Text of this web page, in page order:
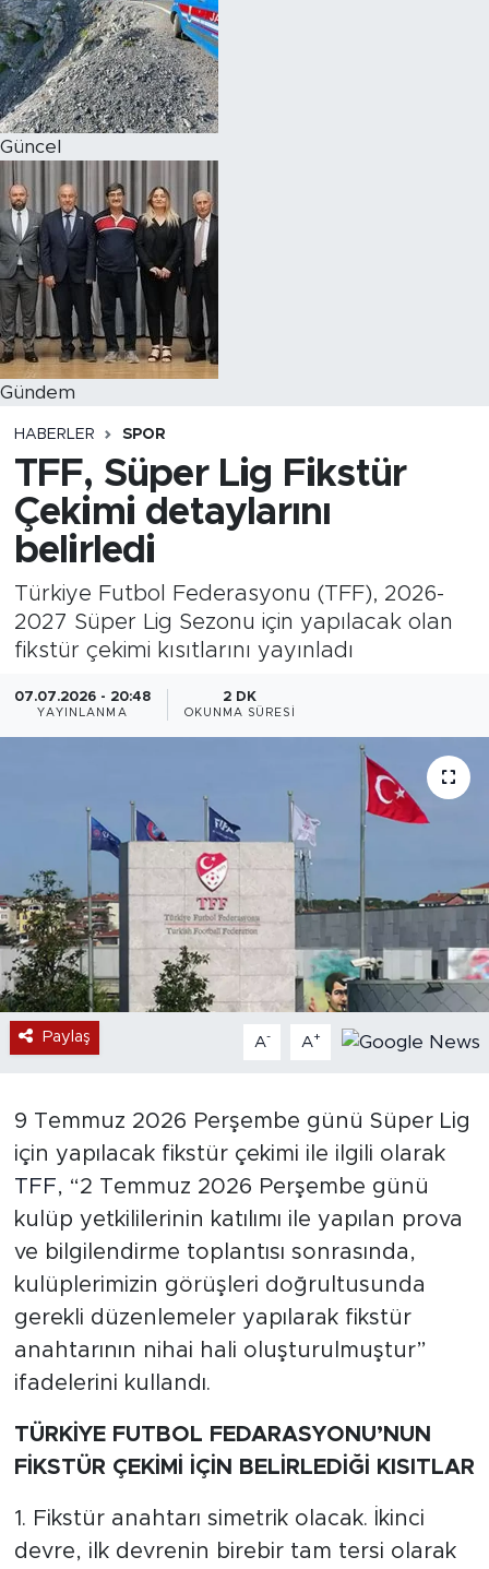
Güncel
Gündem
HABERLER SPOR
TFF, Süper Lig Fikstür
Çekimi detaylarını
belirledi
Türkiye Futbol Federasyonu (TFF), 2026-
2027 Süper Lig Sezonu için yapılacak olan
fikstür çekimi kısıtlarını yayınladı
07.07.2026 - 20:48
YAYINLANMA
2 DK
OKUNMA SÜRESI
Paylaş A- A+
9 Temmuz 2026 Perşembe günü Süper Lig
için yapılacak fikstür çekimi ile ilgili olarak
TFF, “2 Temmuz 2026 Perşembe günü
kulüp yetkililerinin katılımı ile yapılan prova
ve bilgilendirme toplantısı sonrasında,
kulüplerimizin görüşleri doğrultusunda
gerekli düzenlemeler yapılarak fikstür
anahtarının nihai hali oluşturulmuştur”
ifadelerini kullandı.
TÜRKİYE FUTBOL FEDARASYONU’NUN
FİKSTÜR ÇEKİMİ İÇİN BELİRLEDİĞİ KISITLAR
1. Fikstür anahtarı simetrik olacak. İkinci
devre, ilk devrenin birebir tam tersi olarak
Magazin
Özel Haber
Politika
Resmi İlanlar
Sağlık
Spor
Turizm